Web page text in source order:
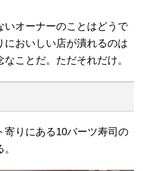
いオーナーのことはどうで
においしい店が潰れるのは
ことだ。ただそれだけ。
りにある10バーツ寿司の